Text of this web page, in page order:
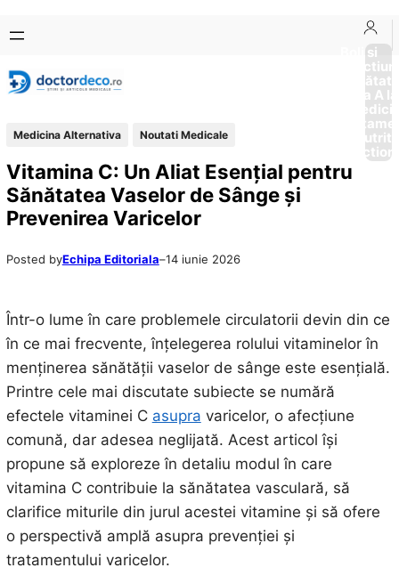
conținut
content
Boli si
Afectiuni
Sănătate
de la A
Medicina Alternativa Noutati Medicale
Vitamina C: Un Aliat Esențial pentru
Sănătatea Vaselor de Sânge și
Prevenirea Varicelor
Posted byEchipa Editoriala–14 iunie 2026
Într-o lume în care problemele circulatorii devin din ce
în ce mai frecvente, înțelegerea rolului vitaminelor în
menținerea sănătății vaselor de sânge este esențială.
Printre cele mai discutate subiecte se numără
efectele vitaminei C asupra varicelor, o afecțiune
comună, dar adesea neglijată. Acest articol își
propune să exploreze în detaliu modul în care
vitamina C contribuie la sănătatea vasculară, să
clarifice miturile din jurul acestei vitamine și să ofere
o perspectivă amplă asupra prevenției și
tratamentului varicelor.